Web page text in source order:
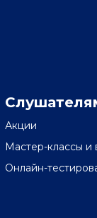
Акции
Мастер-классы и
Онлайн-